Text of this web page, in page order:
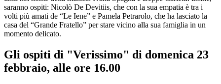
saranno ospiti: Nicolò De Devitiis, che con la sua empatia è tra i
volti più amati de “Le Iene” e Pamela Petrarolo, che ha lasciato la
casa del “Grande Fratello” per stare vicino alla sua famiglia in un
momento delicato.
Gli ospiti di "Verissimo" di domenica 23
febbraio, alle ore 16.00